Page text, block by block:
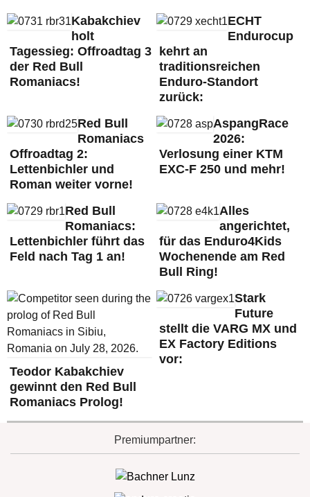
Kabakchiev
holt
Tagessieg: Offroadtag 3
der Red Bull
Romaniacs!
ECHT
Endurocup
kehrt an
traditionsreichen
Enduro-Standort
zurück:
Red Bull
Romaniacs
Offroadtag 2:
Lettenbichler und
Roman weiter vorne!
AspangRace
2026:
Verlosung einer KTM
EXC-F 250 und mehr!
Red Bull
Romaniacs:
Lettenbichler führt das
Feld nach Tag 1 an!
Alles
angerichtet,
für das Enduro4Kids
Wochenende am Red
Bull Ring!
Teodor Kabakchiev
gewinnt den Red Bull
Romaniacs Prolog!
Stark
Future
stellt die VARG MX und
EX Factory Editions
vor:
Premiumpartner: